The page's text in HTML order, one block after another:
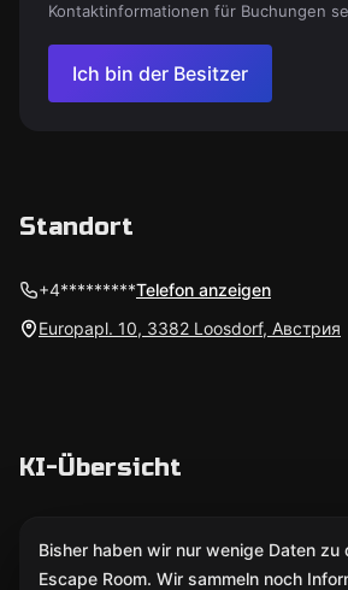
Kontaktinformationen für Buchungen
Ich bin der Besitzer
Standort
+4*********Telefon anzeigen
Europapl. 10, 3382 Loosdorf, Австрия
KI-Übersicht
Bisher haben wir nur wenige Daten zu
Escape Room. Wir sammeln noch